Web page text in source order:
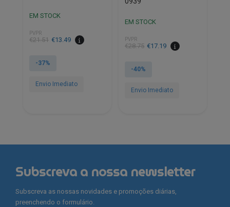
EM STOCK
PVPR
€21.51
O
original
€21.51.
€13.49
O
atual
€13.49.
-37%
Envio Imediato
EM STOCK
PVPR
€28.75
O
original
€28.75.
€17.19
O
atual
€17.19.
-40%
Envio Imediato
Subscreva a nossa newsletter
Subscreva as nossas novidades e promoções diárias,
preenchendo o formulário.